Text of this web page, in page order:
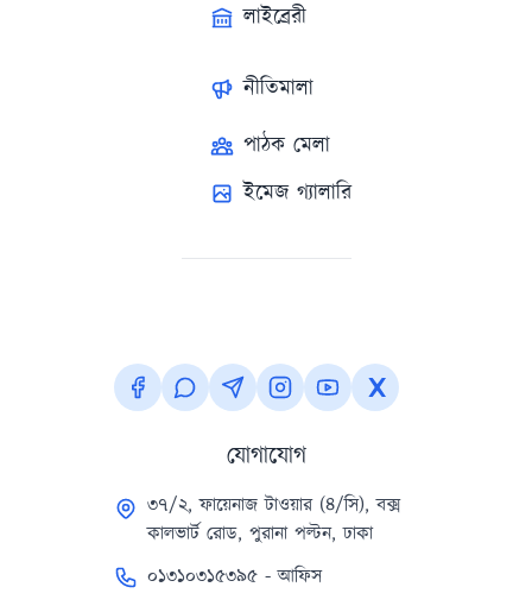
লাইব্রেরী
নীতিমালা
পাঠক মেলা
ইমেজ গ্যালারি
যোগাযোগ
৩৭/২, ফায়েনাজ টাওয়ার (৪/সি), বক্স
কালভার্ট রোড, পুরানা পল্টন, ঢাকা
০১৩১০৩১৫৩৯৫ - আফিস